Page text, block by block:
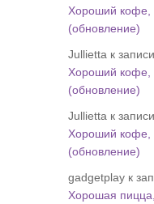
Хороший кофе,
(обновление)
Jullietta к записи
Хороший кофе,
(обновление)
Jullietta к записи
Хороший кофе,
(обновление)
gadgetplay к
Хорошая